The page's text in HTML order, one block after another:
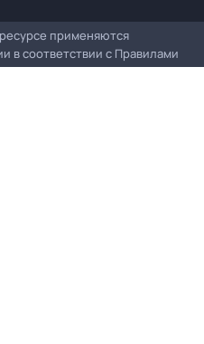
применяются
в соответствии с Правилами